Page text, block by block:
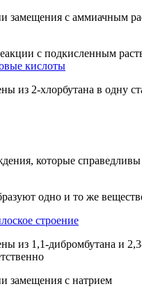
замещения с аммиачным
с подкисленным
кислоты
из 2-хлорбутана в одну
которые справедливы
одно и то же
строение
из 1,1-дибромбутана и
замещения с натрием